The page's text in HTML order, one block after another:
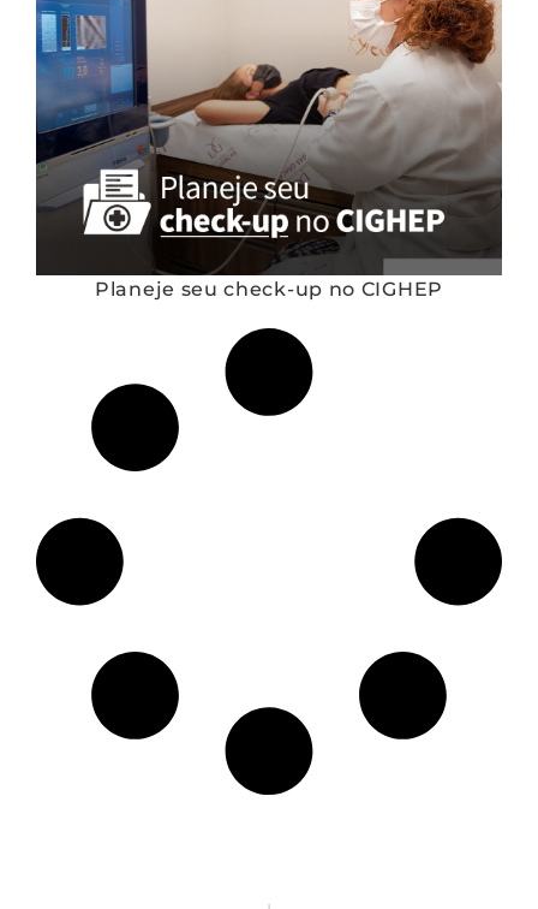
Planeje seu check-up no CIGHEP